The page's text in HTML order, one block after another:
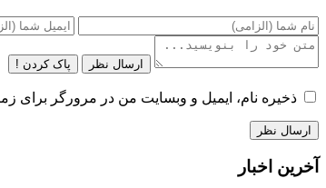
ارسال نظر پاک کردن !
ذخیره نام، ایمیل و وبسایت من در مرورگر برای
آخرین اخبار